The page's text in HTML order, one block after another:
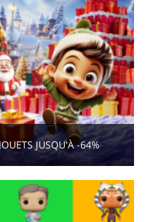
JUSQU'À -64%